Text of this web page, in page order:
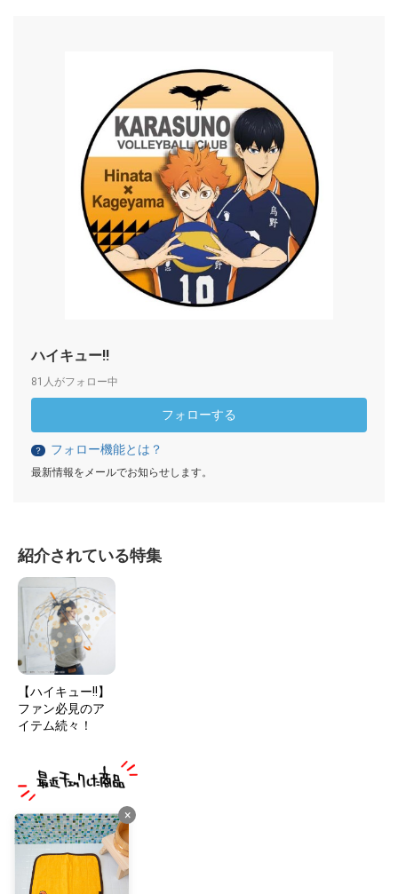
ハイキュー!!
81人がフォロー中
フォローする
？ フォロー機能とは？
最新情報をメールでお知らせします。
紹介されている特集
【ハイキュー!!】
ファン必見のア
イテム続々！
×